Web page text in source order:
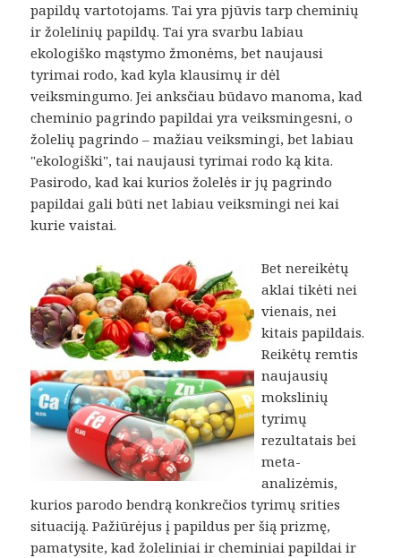
papildų vartotojams. Tai yra pjūvis tarp cheminių
ir žolelinių papildų. Tai yra svarbu labiau
ekologiško mąstymo žmonėms, bet naujausi
tyrimai rodo, kad kyla klausimų ir dėl
veiksmingumo. Jei anksčiau būdavo manoma, kad
cheminio pagrindo papildai yra veiksmingesni, o
žolelių pagrindo – mažiau veiksmingi, bet labiau
"ekologiški", tai naujausi tyrimai rodo ką kita.
Pasirodo, kad kai kurios žolelės ir jų pagrindo
papildai gali būti net labiau veiksmingi nei kai
kurie vaistai.
Bet nereikėtų
aklai tikėti nei
vienais, nei
kitais papildais.
Reikėtų remtis
naujausių
mokslinių
tyrimų
rezultatais bei
meta-
analizėmis,
kurios parodo bendrą konkrečios tyrimų srities
situaciją. Pažiūrėjus į papildus per šią prizmę,
pamatysite, kad žoleliniai ir cheminiai papildai ir